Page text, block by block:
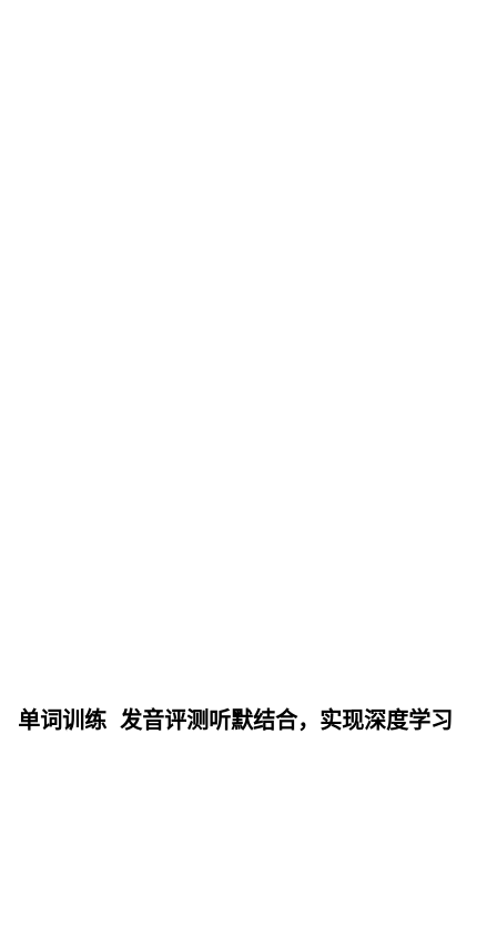
单词训练 发音评测听默结合，实现深度学习